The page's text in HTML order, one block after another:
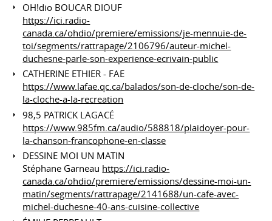
OH!dio BOUCAR DIOUF
https://ici.radio-
canada.ca/ohdio/premiere/emissions/je-mennuie-de-
toi/segments/rattrapage/2106796/auteur-michel-
duchesne-parle-son-experience-ecrivain-public
CATHERINE ETHIER - FAE
https://www.lafae.qc.ca/balados/son-de-cloche/son-de-
la-cloche-a-la-recreation
98,5 PATRICK LAGACÉ
https://www.985fm.ca/audio/588818/plaidoyer-pour-
la-chanson-francophone-en-classe
DESSINE MOI UN MATIN
Stéphane Garneau https://ici.radio-
canada.ca/ohdio/premiere/emissions/dessine-moi-un-
matin/segments/rattrapage/2141688/un-cafe-avec-
michel-duchesne-40-ans-cuisine-collective